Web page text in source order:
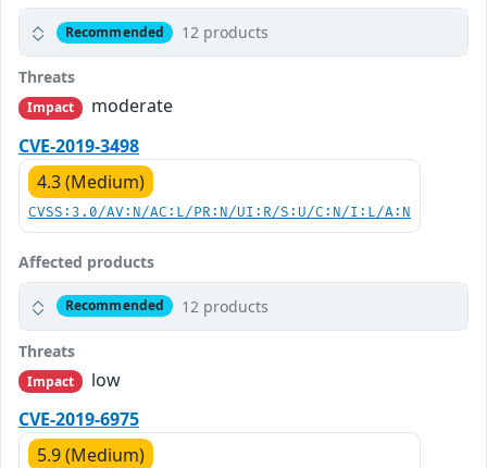
Recommended 12 products
Threats
Impact
moderate
CVE-2019-3498
4.3 (Medium)
CVSS:3.0/AV:N/AC:L/PR:N/UI:R/S:U/C:N/I:L/A:N
Affected products
Recommended 12 products
Threats
Impact
low
CVE-2019-6975
5.9 (Medium)